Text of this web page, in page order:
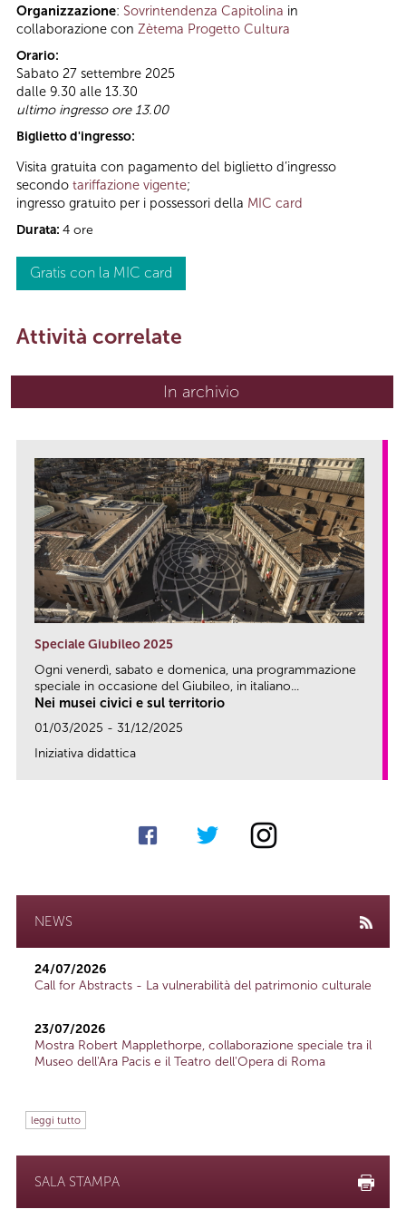
Organizzazione: Sovrintendenza Capitolina in
collaborazione con Zètema Progetto Cultura
Orario:
Sabato 27 settembre 2025
dalle 9.30 alle 13.30
ultimo ingresso ore 13.00
Biglietto d'ingresso:
Visita gratuita con pagamento del biglietto d’ingresso
secondo tariffazione vigente;
ingresso gratuito per i possessori della MIC card
Durata: 4 ore
Gratis con la MIC card
Attività correlate
In archivio
Speciale Giubileo 2025
Ogni venerdì, sabato e domenica, una programmazione
speciale in occasione del Giubileo, in italiano...
Nei musei civici e sul territorio
01/03/2025 - 31/12/2025
Iniziativa didattica
NEWS
24/07/2026
Call for Abstracts - La vulnerabilità del patrimonio culturale
23/07/2026
Mostra Robert Mapplethorpe, collaborazione speciale tra il
Museo dell'Ara Pacis e il Teatro dell'Opera di Roma
leggi tutto
SALA STAMPA